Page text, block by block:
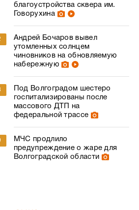
благоустройства сквера им.
Говорухина
Андрей Бочаров вывел
утомленных солнцем
чиновников на обновляемую
набережную
Под Волгоградом шестеро
госпитализированы после
массового ДТП на
федеральной трассе
МЧС продлило
предупреждение о жаре для
Волгоградской области